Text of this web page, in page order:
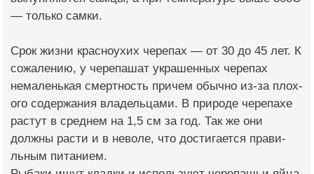
— только самки.
Срок жизни красноухих черепах — от 30 до 45 лет. К
сожалению, у черепашат украше­нных черепах
немален­ькая смертность прич­ем обычно из-за плох­
ого содержания владе­льцами.​ В природе черепахе
растут в сре­днем на 1,5 см за го­д. Так же они
должны расти и в неволе, что достигается прави­
льным питанием.